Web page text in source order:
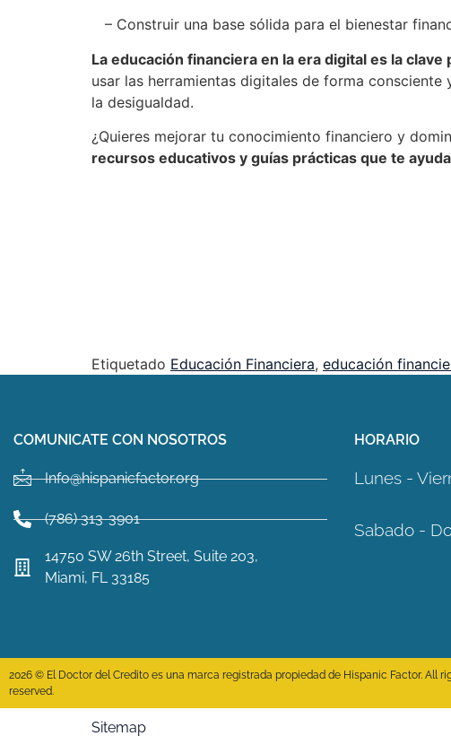
– Construir una base sólida para el bienestar
La educación financiera en la era digital es la
usar las herramientas digitales de forma
la desigualdad.
¿Quieres mejorar tu conocimiento financiero y
recursos educativos y guías prácticas que te
Etiquetado Educación Financiera, educación
COMUNICATE CON NOSOTROS
Info@hispanicfactor.org
(786) 313-3901
14750 SW 26th Street, Suite 203,
Miami, FL 33185
HORARIO
Lunes -
Sabado -
2026 © El Doctor del Credito es una marca registrada propiedad de Hispanic Factor. All
reserved.
Sitemap